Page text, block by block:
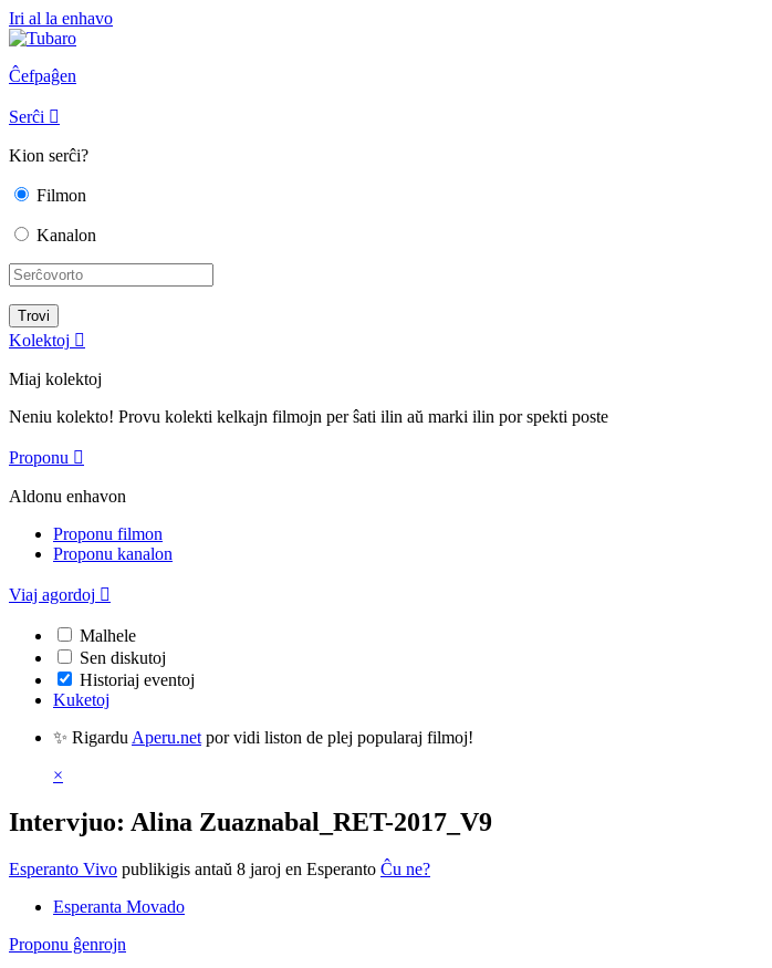
Iri al la enhavo
Ĉefpaĝen
Serĉi 
Kion serĉi?
Filmon
Kanalon
Kolektoj 
Miaj kolektoj
Neniu kolekto! Provu kolekti kelkajn filmojn per ŝati ilin aŭ marki ilin por spekti poste
Proponu 
Aldonu enhavon
Proponu filmon
Proponu kanalon
Viaj agordoj 
Malhele
Sen diskutoj
Historiaj eventoj
Kuketoj
✨ Rigardu Aperu.net por vidi liston de plej popularaj filmoj!
×
Intervjuo: Alina Zuaznabal_RET-2017_V9
Esperanto Vivo publikigis antaŭ 8 jaroj en Esperanto Ĉu ne?
Esperanta Movado
Proponu ĝenrojn